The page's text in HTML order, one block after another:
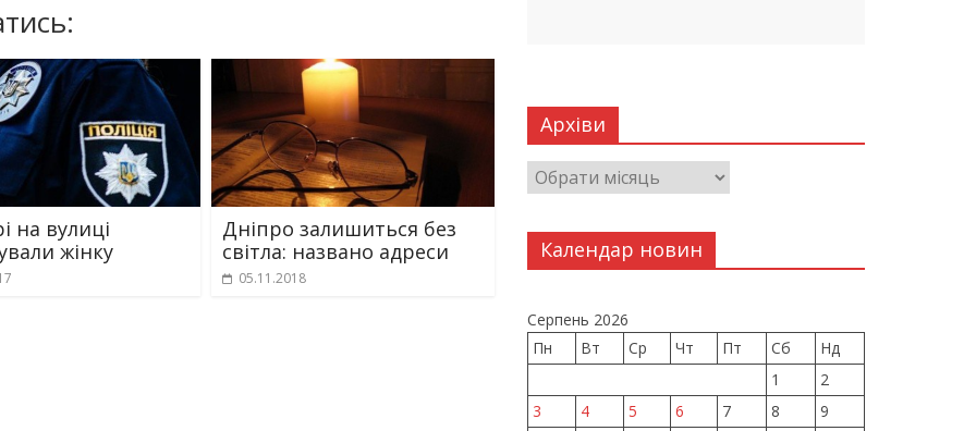
на вулиці
жінку
Дніпро залишиться без
світла: названо адреси
05.11.2018
Архіви
Календар новин
Серпень 2026
Пн
Вт Ср Чт Пт Сб
Нд
1
2
3
4 5 6 7 8
9